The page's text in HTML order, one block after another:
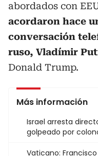
abordados con
acordaron hace
conversación
ruso, Vladímir
Donald Trump.
Más información
Israel arresta
golpeado por
Vaticano: